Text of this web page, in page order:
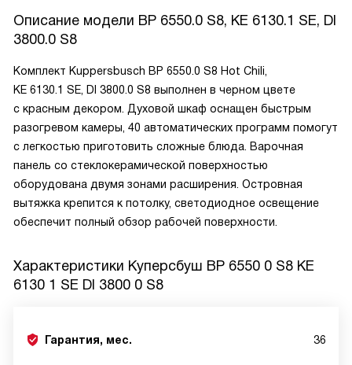
Описание модели BP 6550.0 S8, KE 6130.1 SE, DI
3800.0 S8
Комплект Kuppersbusch BP 6550.0 S8 Hot Chili,
KE 6130.1 SE, DI 3800.0 S8 выполнен в черном цвете
с красным декором. Духовой шкаф оснащен быстрым
разогревом камеры, 40 автоматических программ помогут
с легкостью приготовить сложные блюда. Варочная
панель со стеклокерамической поверхностью
оборудована двумя зонами расширения. Островная
вытяжка крепится к потолку, светодиодное освещение
обеспечит полный обзор рабочей поверхности.
Характеристики Куперсбуш BP 6550 0 S8 KE
6130 1 SE DI 3800 0 S8
Гарантия, мес. 36